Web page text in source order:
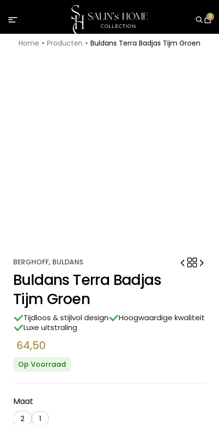
0
Home Producten Buldans Terra Badjas Tijm Groen
BERGHOFF, BULDANS
Buldans Terra Badjas
Tijm Groen
Tijdloos & stijlvol design
Hoogwaardige kwaliteit
Luxe uitstraling
64,50
Op Voorraad
Maat
2
1